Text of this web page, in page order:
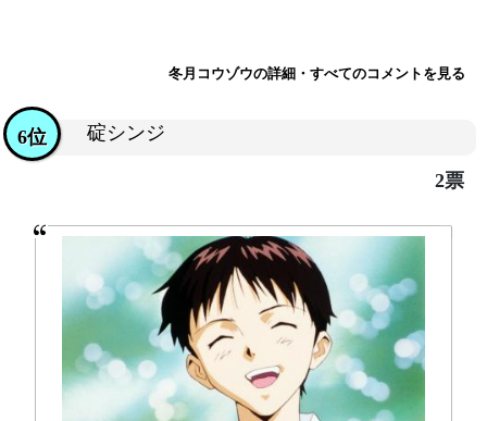
冬月コウゾウの詳細・すべてのコメントを見る
碇シンジ
6位
2票